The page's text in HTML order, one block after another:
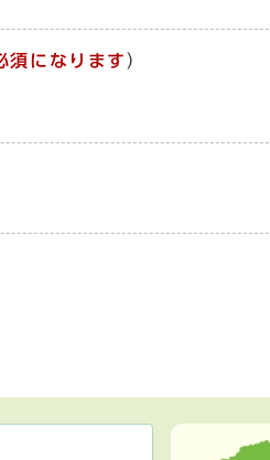
須になります ）